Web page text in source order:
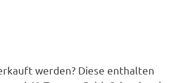
werden? Diese enthalten